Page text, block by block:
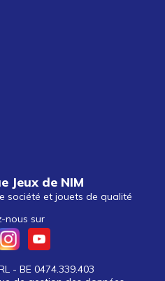
Jeux de NIM
société et jouets de qualité
nous sur
- BE 0474.339.403